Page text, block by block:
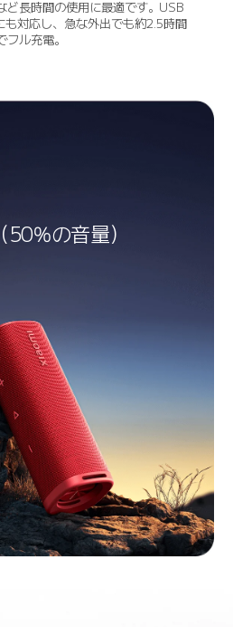
ど長時間の使用に最適です。USB
対応し、急な外出でも約2.5時間
フル充電。
の音量）